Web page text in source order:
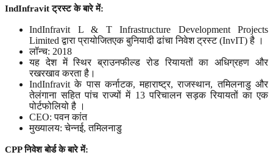
IndInfravitट्रस्ट के बारे में:
IndInfravit L & T Infrastructure Development Projects
Limited द्वारा प्रायोजितएक बुनियादी ढांचा निवेश ट्रस्ट (InvIT) है ।
लॉन्च: 2018
यह देश में स्थिर ब्राउनफील्ड रोड रियायतों का अधिग्रहण और
रखरखाव करता है।
IndInfravit के पास कर्नाटक, महाराष्ट्र, राजस्थान, तमिलनाडु और
तेलंगाना सहित पांच राज्यों में 13 परिचालन सड़क रियायतों का एक
पोर्टफोलियो है ।
CEO: पवन कांत
मुख्यालय: चेन्नई, तमिलनाडु
CPPनिवेश बोर्ड के बारे में: